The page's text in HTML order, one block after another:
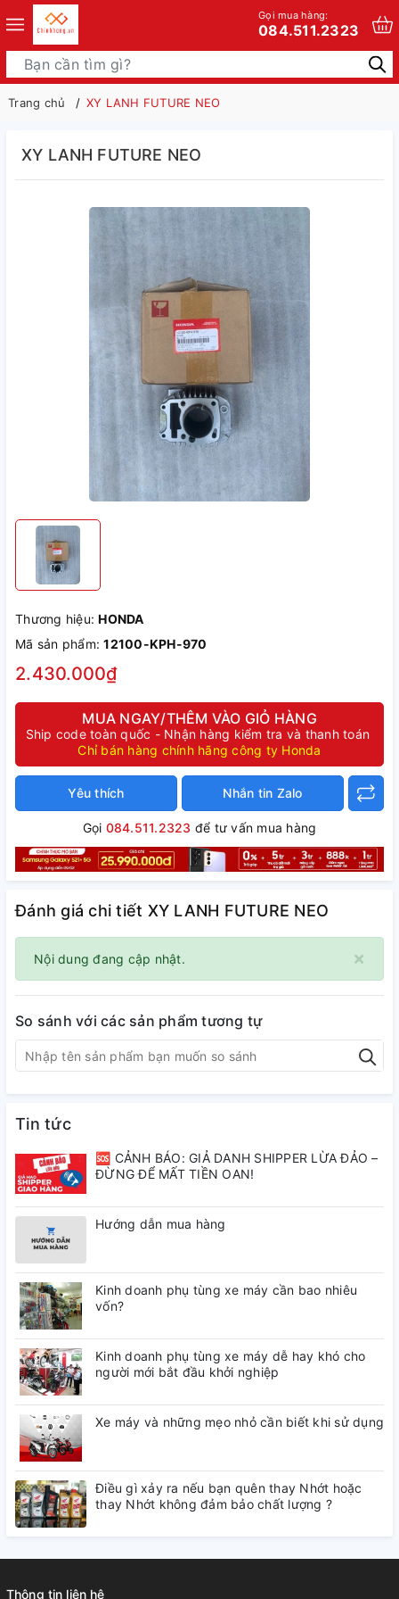
Gọi mua hàng:
084.511.2323
Trang chủ XY LANH FUTURE NEO
XY LANH FUTURE NEO
Thương hiệu:HONDA
Mã sản phẩm:12100-KPH-970
2.430.000₫
MUA NGAY/THÊM VÀO GIỎ HÀNG
Ship code toàn quốc - Nhận hàng kiểm tra và thanh toán
Chỉ bán hàng chính hãng công ty Honda
Yêu thích Nhắn tin Zalo
Gọi 084.511.2323 để tư vấn mua hàng
Đánh giá chi tiết XY LANH FUTURE NEO
×
Nội dung đang cập nhật.
So sánh với các sản phẩm tương tự
Tin tức
🆘 CẢNH BÁO: GIẢ DANH SHIPPER LỪA ĐẢO –
ĐỪNG ĐỂ MẤT TIỀN OAN!
Hướng dẫn mua hàng
Kinh doanh phụ tùng xe máy cần bao nhiêu
vốn?
Kinh doanh phụ tùng xe máy dễ hay khó cho
người mới bắt đầu khởi nghiệp
Xe máy và những mẹo nhỏ cần biết khi sử dụng
Điều gì xảy ra nếu bạn quên thay Nhớt hoặc
thay Nhớt không đảm bảo chất lượng ?
Thông tin liên hệ